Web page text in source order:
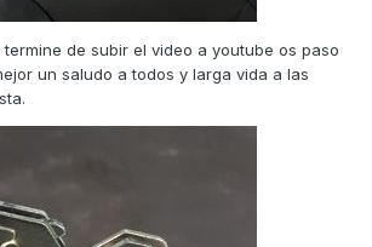
de subir el video a youtube os paso
un saludo a todos y larga vida a las